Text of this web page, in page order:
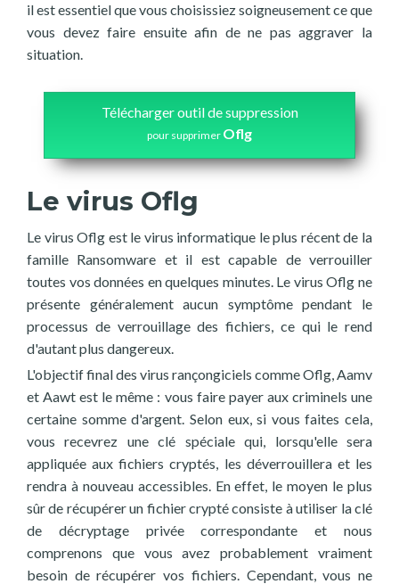
il est essentiel que vous choisissiez soigneusement ce que
vous devez faire ensuite afin de ne pas aggraver la
situation.
Télécharger outil de suppression
pour supprimer Oflg
Le virus Oflg
Le virus Oflg est le virus informatique le plus récent de la
famille Ransomware et il est capable de verrouiller
toutes vos données en quelques minutes. Le virus Oflg ne
présente généralement aucun symptôme pendant le
processus de verrouillage des fichiers, ce qui le rend
d'autant plus dangereux.
L'objectif final des virus rançongiciels comme Oflg, Aamv
et Aawt est le même : vous faire payer aux criminels une
certaine somme d'argent. Selon eux, si vous faites cela,
vous recevrez une clé spéciale qui, lorsqu'elle sera
appliquée aux fichiers cryptés, les déverrouillera et les
rendra à nouveau accessibles. En effet, le moyen le plus
sûr de récupérer un fichier crypté consiste à utiliser la clé
de décryptage privée correspondante et nous
comprenons que vous avez probablement vraiment
besoin de récupérer vos fichiers. Cependant, vous ne